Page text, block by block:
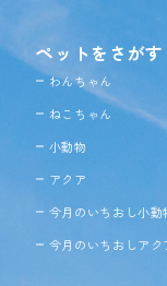
ペットをさがす
わんちゃん
ねこちゃん
小動物
アクア
今月のいちおし小動
今月のいちおしアク